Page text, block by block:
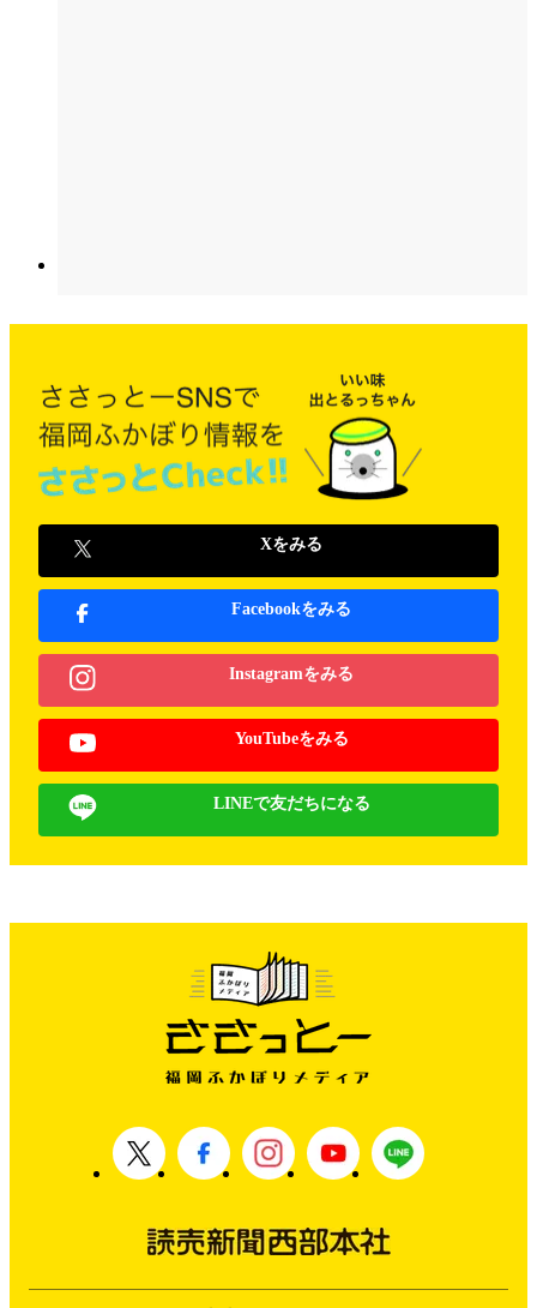
Xをみる
Facebookをみる
Instagramをみる
YouTubeをみる
LINEで友だちになる